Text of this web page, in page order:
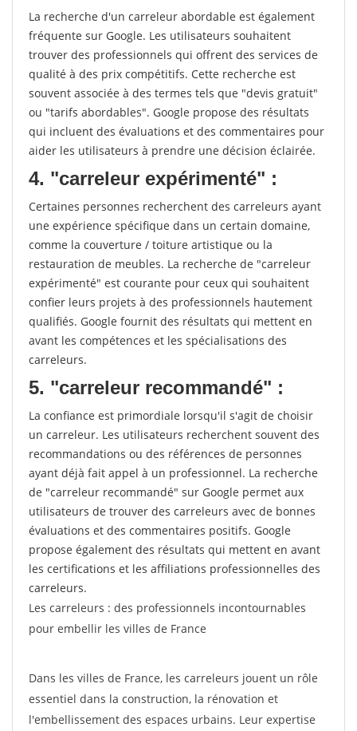
La recherche d'un carreleur abordable est également
fréquente sur Google. Les utilisateurs souhaitent
trouver des professionnels qui offrent des services de
qualité à des prix compétitifs. Cette recherche est
souvent associée à des termes tels que "devis gratuit"
ou "tarifs abordables". Google propose des résultats
qui incluent des évaluations et des commentaires pour
aider les utilisateurs à prendre une décision éclairée.
4. "carreleur expérimenté" :
Certaines personnes recherchent des carreleurs ayant
une expérience spécifique dans un certain domaine,
comme la couverture / toiture artistique ou la
restauration de meubles. La recherche de "carreleur
expérimenté" est courante pour ceux qui souhaitent
confier leurs projets à des professionnels hautement
qualifiés. Google fournit des résultats qui mettent en
avant les compétences et les spécialisations des
carreleurs.
5. "carreleur recommandé" :
La confiance est primordiale lorsqu'il s'agit de choisir
un carreleur. Les utilisateurs recherchent souvent des
recommandations ou des références de personnes
ayant déjà fait appel à un professionnel. La recherche
de "carreleur recommandé" sur Google permet aux
utilisateurs de trouver des carreleurs avec de bonnes
évaluations et des commentaires positifs. Google
propose également des résultats qui mettent en avant
les certifications et les affiliations professionnelles des
carreleurs.
Les carreleurs : des professionnels incontournables
pour embellir les villes de France
Dans les villes de France, les carreleurs jouent un rôle
essentiel dans la construction, la rénovation et
l'embellissement des espaces urbains. Leur expertise